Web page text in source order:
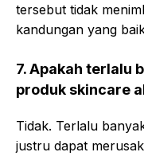
tersebut tidak
kandungan yang
7. Apakah terlalu
produk skincare
Tidak. Terlalu
justru dapat